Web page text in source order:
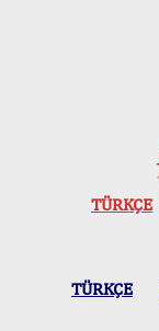
TÜRKÇE
TÜRKÇE